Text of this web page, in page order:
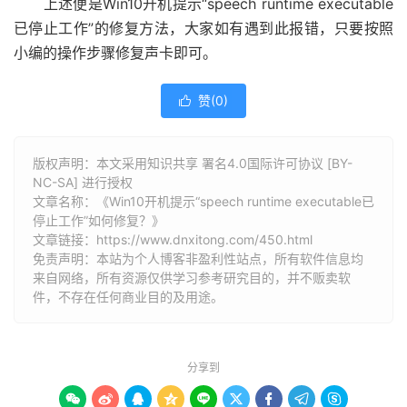
已停止工作”的修复方法，大家如有遇到此报错，只要按照
小编的操作步骤修复声卡即可。
 赞(0)
版权声明：本文采用知识共享 署名4.0国际许可协议 [BY-
NC-SA] 进行授权
文章名称：《Win10开机提示“speech runtime executable已
停止工作”如何修复？》
文章链接： https://www.dnxitong.com/450.html
免责声明：本站为个人博客非盈利性站点，所有软件信息均
来自网络，所有资源仅供学习参考研究目的，并不贩卖软
件，不存在任何商业目的及用途。
分享到
        